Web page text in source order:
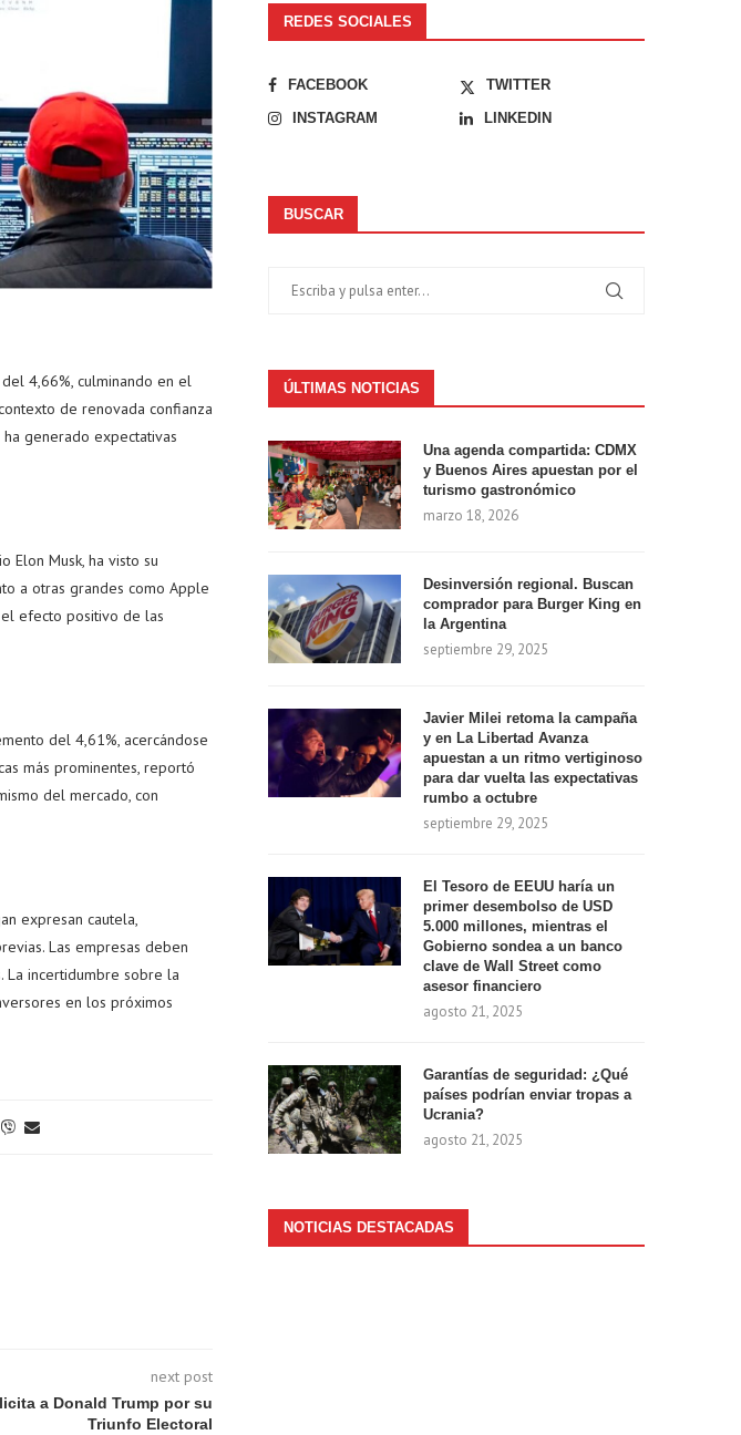
4,66%, culminando en el
de renovada confianza
generado expectativas
Elon Musk, ha visto su
a otras grandes como Apple
efecto positivo de las
del 4,61%, acercándose
más prominentes, reportó
del mercado, con
expresan cautela,
Las empresas deben
La incertidumbre sobre la
en los próximos
next post
a Donald Trump por su
Triunfo Electoral
REDES SOCIALES
FACEBOOK
TWITTER
INSTAGRAM
LINKEDIN
BUSCAR
ÚLTIMAS NOTICIAS
Una agenda compartida: CDMX
y Buenos Aires apuestan por el
turismo gastronómico
marzo 18, 2026
Desinversión regional. Buscan
comprador para Burger King en
la Argentina
septiembre 29, 2025
Javier Milei retoma la campaña
y en La Libertad Avanza
apuestan a un ritmo vertiginoso
para dar vuelta las expectativas
rumbo a octubre
septiembre 29, 2025
El Tesoro de EEUU haría un
primer desembolso de USD
5.000 millones, mientras el
Gobierno sondea a un banco
clave de Wall Street como
asesor financiero
agosto 21, 2025
Garantías de seguridad: ¿Qué
países podrían enviar tropas a
Ucrania?
agosto 21, 2025
NOTICIAS DESTACADAS